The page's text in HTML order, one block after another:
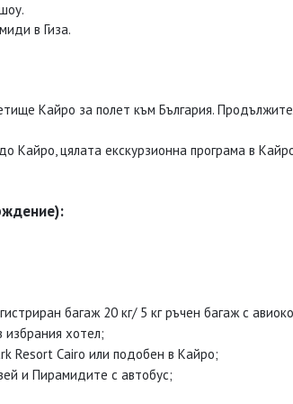
в Гиза.
Кайро за полет към България.
Кайро, цялата екскурзионна програма в
багаж 20 кг/ 5 кг ръчен багаж с
избрания хотел;
Resort Cairo или подобен в Кайро;
и Пирамидите с автобус;